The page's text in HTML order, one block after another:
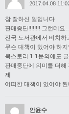
2017.04.08
참 잘하신 일입니다
판매중단!!!!!!!! 그런데요
전국 도서관에서 비치하
무슨 대책이 있어야 하
북스토리 1:1문의에도
판매중단에 의미를 더
제
어떠한 대책이 있어야
안윤수